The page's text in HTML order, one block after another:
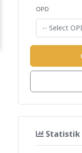
OPD
-- Select
Statistik